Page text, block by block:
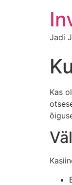
Jadi
Kas